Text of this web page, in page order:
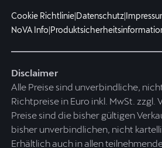
Cookie Richtlinie|Datenschutz|
NoVA Info|
Disclaimer
Alle Preise sind unverbindliche,
Richtpreise in Euro inkl. MwSt. zzgl.
Preise sind die bisher gültigen
bisher unverbindlichen, nicht
Erhältlich auch in allen